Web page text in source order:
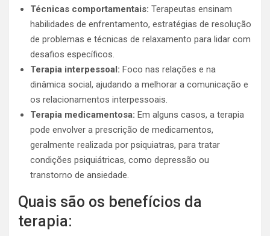
Técnicas comportamentais: Terapeutas ensinam
habilidades de enfrentamento, estratégias de resolução
de problemas e técnicas de relaxamento para lidar com
desafios específicos.
Terapia interpessoal: Foco nas relações e na
dinâmica social, ajudando a melhorar a comunicação e
os relacionamentos interpessoais.
Terapia medicamentosa: Em alguns casos, a terapia
pode envolver a prescrição de medicamentos,
geralmente realizada por psiquiatras, para tratar
condições psiquiátricas, como depressão ou
transtorno de ansiedade.
Quais são os benefícios da
terapia: